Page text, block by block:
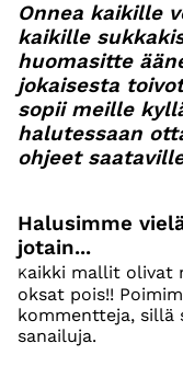
Onnea kaikille
kaikille
huomasitte
jokaisesta
sopii meille
halutessaan
ohjeet
Halusimme
jotain...
Kaikki mallit olivat
oksat pois!!
kommentteja, sillä
sanailuja.